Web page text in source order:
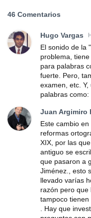
46 Comentarios
Hugo Vargas
El sonido de la
problema,
para palabras
fuerte. Pero,
examen, etc.
palabras como:
Juan Argimiro
Este cambio
reformas
XIX, por las
antiguo se
que pasaron a
Jiménez., esto
llevado varías
razón pero que
tampoco
. Hay que